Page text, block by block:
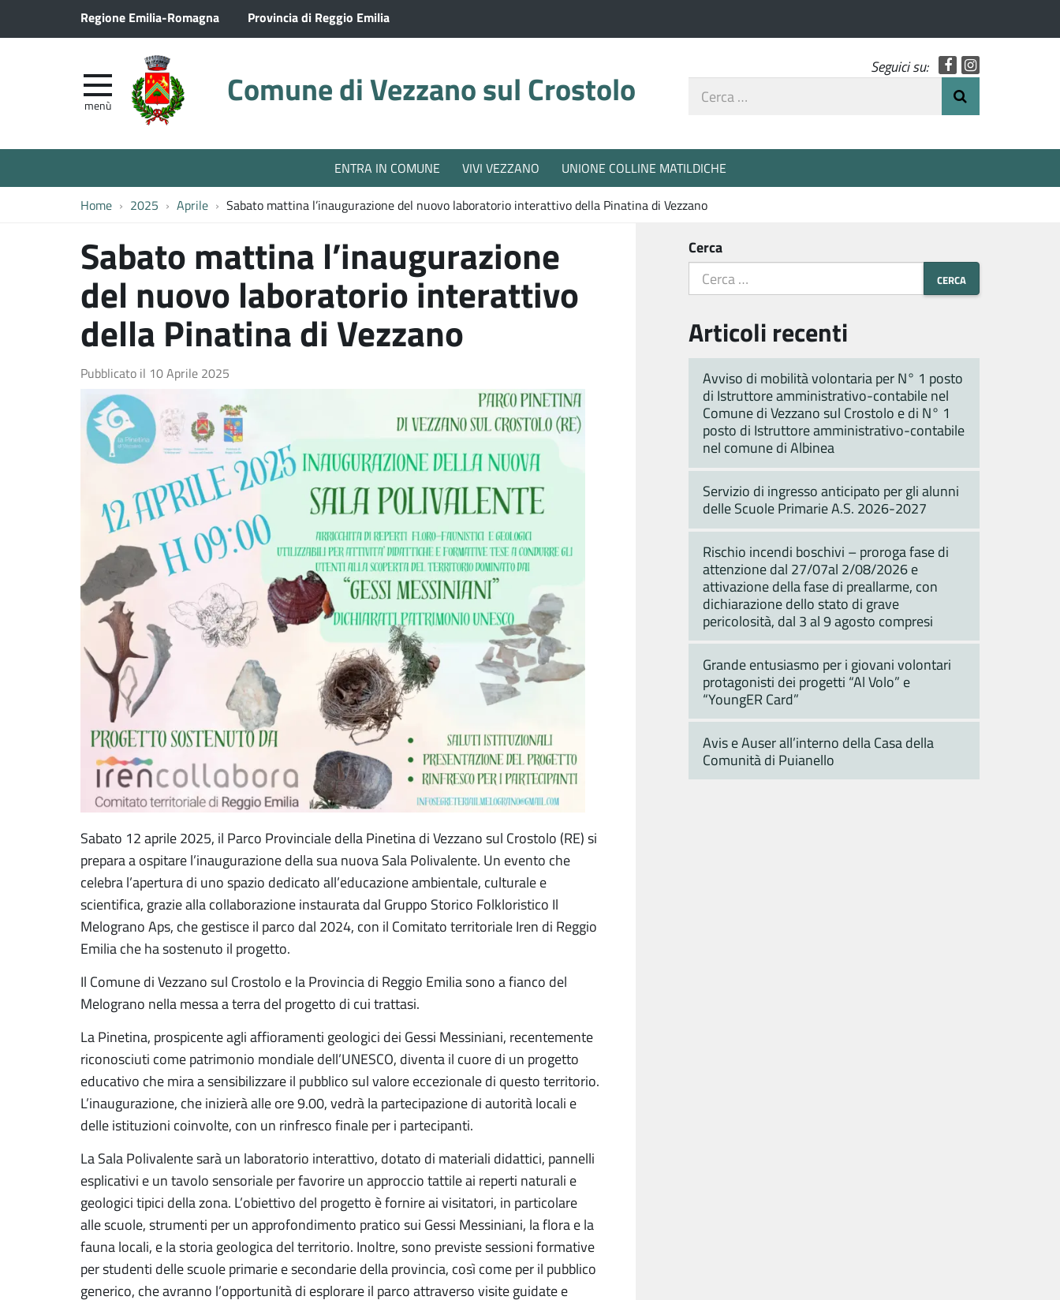
Regione Emilia-Romagna Provincia di Reggio Emilia
Comune di Vezzano sul Crostolo
menù
Seguici su: Facebook
Cerca
ENTRA IN COMUNE VIVI VEZZANO UNIONE COLLINE MATILDICHE
Home 2025 Aprile Sabato mattina l’inaugurazione del nuovo laboratorio interattivo della Pinatina di Vezzano
Sabato mattina l’inaugurazione
del nuovo laboratorio interattivo
della Pinatina di Vezzano
Pubblicato il 10 Aprile 2025
Sabato 12 aprile 2025, il Parco Provinciale della Pinetina di Vezzano sul Crostolo (RE) si
prepara a ospitare l’inaugurazione della sua nuova Sala Polivalente. Un evento che
celebra l’apertura di uno spazio dedicato all’educazione ambientale, culturale e
scientifica, grazie alla collaborazione instaurata dal Gruppo Storico Folkloristico Il
Melograno Aps, che gestisce il parco dal 2024, con il Comitato territoriale Iren di Reggio
Emilia che ha sostenuto il progetto.
Il Comune di Vezzano sul Crostolo e la Provincia di Reggio Emilia sono a fianco del
Melograno nella messa a terra del progetto di cui trattasi.
La Pinetina, prospicente agli affioramenti geologici dei Gessi Messiniani, recentemente
riconosciuti come patrimonio mondiale dell’UNESCO, diventa il cuore di un progetto
educativo che mira a sensibilizzare il pubblico sul valore eccezionale di questo territorio.
L’inaugurazione, che inizierà alle ore 9.00, vedrà la partecipazione di autorità locali e
delle istituzioni coinvolte, con un rinfresco finale per i partecipanti.
La Sala Polivalente sarà un laboratorio interattivo, dotato di materiali didattici, pannelli
esplicativi e un tavolo sensoriale per favorire un approccio tattile ai reperti naturali e
geologici tipici della zona. L’obiettivo del progetto è fornire ai visitatori, in particolare
alle scuole, strumenti per un approfondimento pratico sui Gessi Messiniani, la flora e la
fauna locali, e la storia geologica del territorio. Inoltre, sono previste sessioni formative
per studenti delle scuole primarie e secondarie della provincia, così come per il pubblico
generico, che avranno l’opportunità di esplorare il parco attraverso visite guidate e
Cerca
Articoli recenti
Avviso di mobilità volontaria per N° 1 posto
di Istruttore amministrativo-contabile nel
Comune di Vezzano sul Crostolo e di N° 1
posto di Istruttore amministrativo-contabile
nel comune di Albinea
Servizio di ingresso anticipato per gli alunni
delle Scuole Primarie A.S. 2026-2027
Rischio incendi boschivi – proroga fase di
attenzione dal 27/07al 2/08/2026 e
attivazione della fase di preallarme, con
dichiarazione dello stato di grave
pericolosità, dal 3 al 9 agosto compresi
Grande entusiasmo per i giovani volontari
protagonisti dei progetti “Al Volo” e
“YoungER Card”
Avis e Auser all’interno della Casa della
Comunità di Puianello